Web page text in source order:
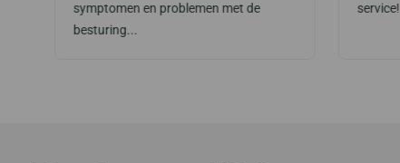
symptomen en problemen met de
besturing...
service!